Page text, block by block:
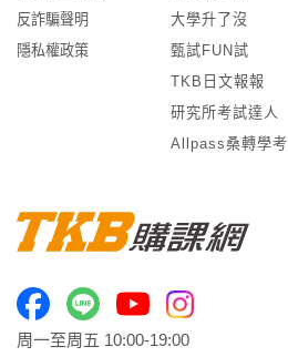
周一至周五 10:00-19:00
反詐騙聲明
隱私權政策
大學升了沒
甄試FUN試
TKB日文報報
研究所考試達人
Allpass桑轉學考